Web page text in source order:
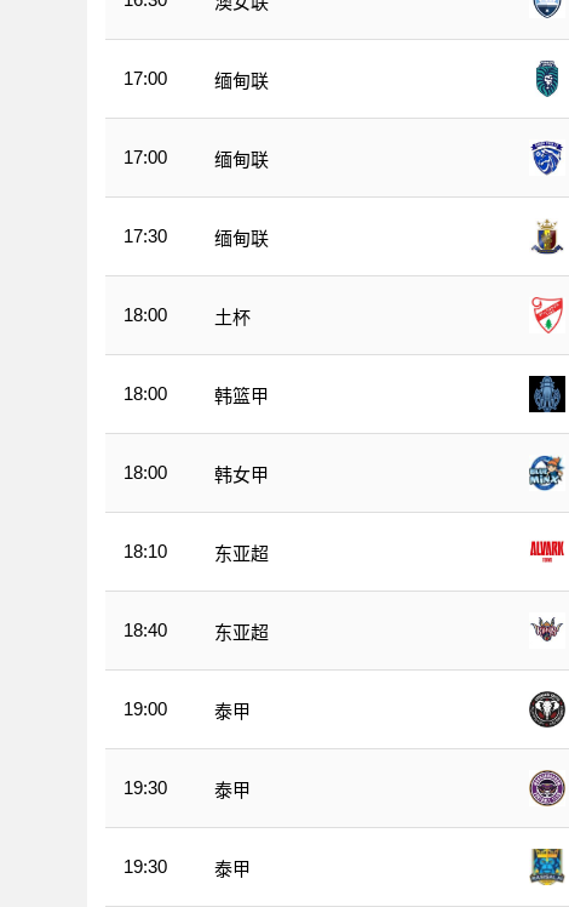
17:00 缅甸联
17:00 缅甸联
17:30 缅甸联
18:00 土杯
18:00 韩篮甲
18:00 韩女甲
18:10 东亚超
18:40 东亚超
19:00 泰甲
19:30 泰甲
19:30 泰甲